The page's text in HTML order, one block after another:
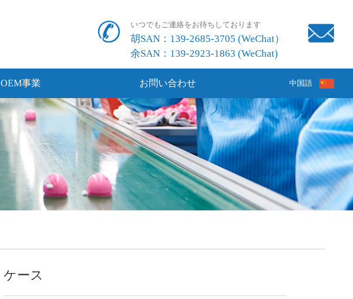
いつでもご連絡をお待ちしております
胡SAN：139-2685-3705 (WeChat）
余SAN：139-2923-1863 (WeChat)
OEM事業 お問い合わせ 中国語
ケース